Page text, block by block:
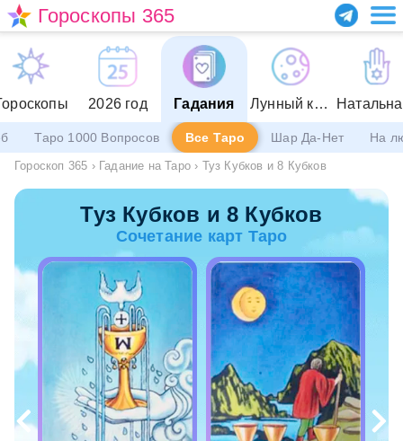
Гороскопы 365
2026 год Гадания Лунный календарь
Таро 1000 Вопросов Все Таро Шар Да-Нет На
Гороскоп 365 › Гадание на Таро › Туз Кубков и 8 Кубков
Туз Кубков и 8 Кубков
Сочетание карт Таро